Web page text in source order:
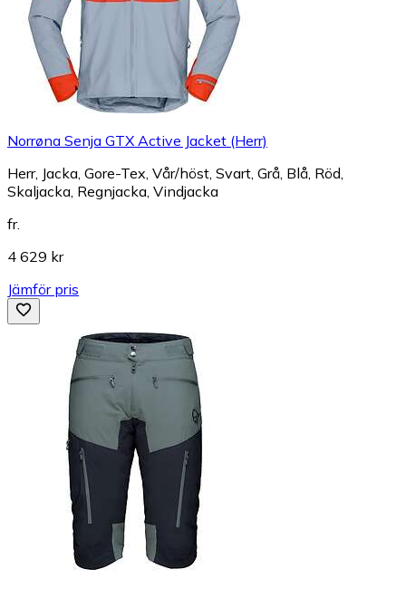
Norrøna Senja GTX Active Jacket (Herr)
Herr, Jacka, Gore-Tex, Vår/höst, Svart, Grå, Blå, Röd,
Skaljacka, Regnjacka, Vindjacka
fr.
4 629 kr
Jämför pris